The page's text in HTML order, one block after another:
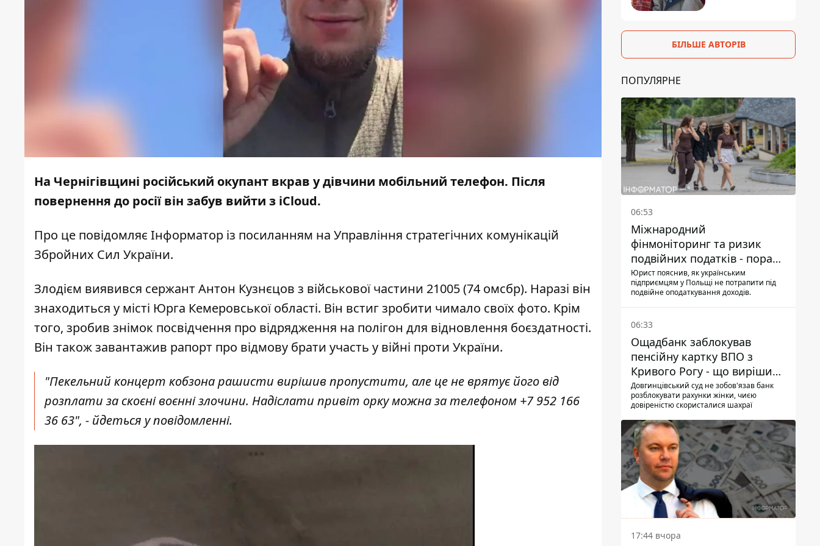
На Чернігівщині російський окупант вкрав у дівчини мобільний телефон. Після
повернення до росії він забув вийти з iCloud.
Про це повідомляє Інформатор із посиланням на Управління стратегічних комунікацій
Збройних Сил України.
Злодієм виявився сержант Антон Кузнєцов з військової частини 21005 (74 омсбр). Наразі він
знаходиться у місті Юрга Кемеровської області. Він встиг зробити чимало своїх фото. Крім
того, зробив знімок посвідчення про відрядження на полігон для відновлення боєздатності.
Він також завантажив рапорт про відмову брати участь у війні проти України.
"Пекельний концерт кобзона рашисти вирішив пропустити, але це не врятує його від
розплати за скоєні воєнні злочини. Надіслати привіт орку можна за телефоном +7 952 166
36 63", - йдеться у повідомленні.
БІЛЬШЕ АВТОРІВ
ПОПУЛЯРНЕ
06:53
Міжнародний
фінмоніторинг та ризик
подвійних податків - поради
українцям в Польщі
Юрист пояснив, як українським
підприємцям у Польщі не потрапити під
подвійне оподаткування доходів.
06:33
Ощадбанк заблокував
пенсійну картку ВПО з
Кривого Рогу - що вирішив
суд
Довгинцівський суд не зобов'язав банк
розблокувати рахунки жінки, чиєю
довіреністю скористалися шахраї
17:44 вчора